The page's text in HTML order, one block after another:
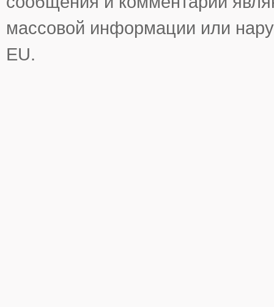
массовой информации или
EU.